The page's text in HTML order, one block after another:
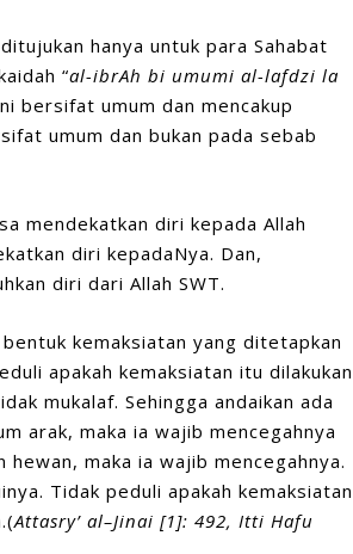
hanya untuk para Sahabat
“al-ibrAh bi umumi al-lafdzi la
bersifat umum dan mencakup
umum dan bukan pada sebab
mendekatkan diri kepada Allah
diri kepadaNya. Dan,
diri dari Allah SWT.
kemaksiatan yang ditetapkan
apakah kemaksiatan itu dilakukan
mukalaf. Sehingga andaikan ada
arak, maka ia wajib mencegahnya
maka ia wajib mencegahnya.
Tidak peduli apakah kemaksiatan
Attasry’al–Jinai[1]: 492, Itti Hafu